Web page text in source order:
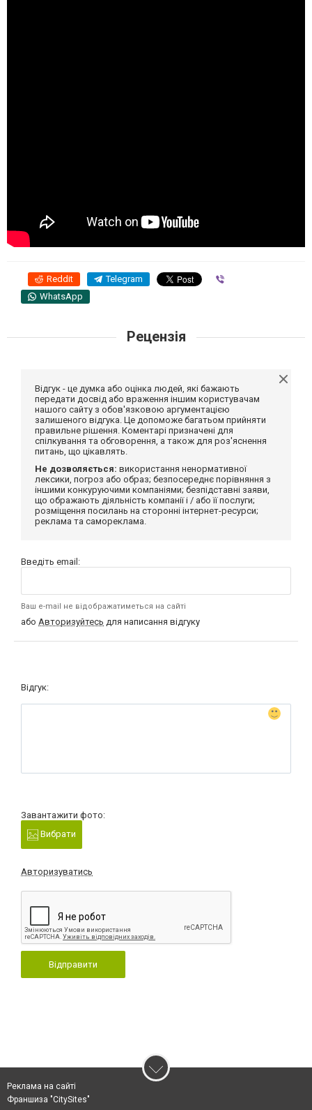
Reddit Telegram
WhatsApp
Рецензія
Відгук - це думка або оцінка людей, які бажають
передати досвід або враження іншим користувачам
нашого сайту з обов'язковою аргументацією
залишеного відгука. Це допоможе багатьом прийняти
правильне рішення. Коментарі призначені для
спілкування та обговорення, а також для роз'яснення
питань, що цікавлять.
Не дозволяється: використання ненормативної
лексики, погроз або образ; безпосереднє порівняння з
іншими конкуруючими компаніями; безпідставні заяви,
що ображають діяльність компанії і / або її послуги;
розміщення посилань на сторонні інтернет-ресурси;
реклама та самореклама.
Введіть email:
Ваш e-mail не відображатиметься на сайті
або Авторизуйтесь для написання відгуку
Відгук:
Завантажити фото:
Вибрати
Авторизуватись
Відправити
Реклама на сайті
Франшиза "CitySites"